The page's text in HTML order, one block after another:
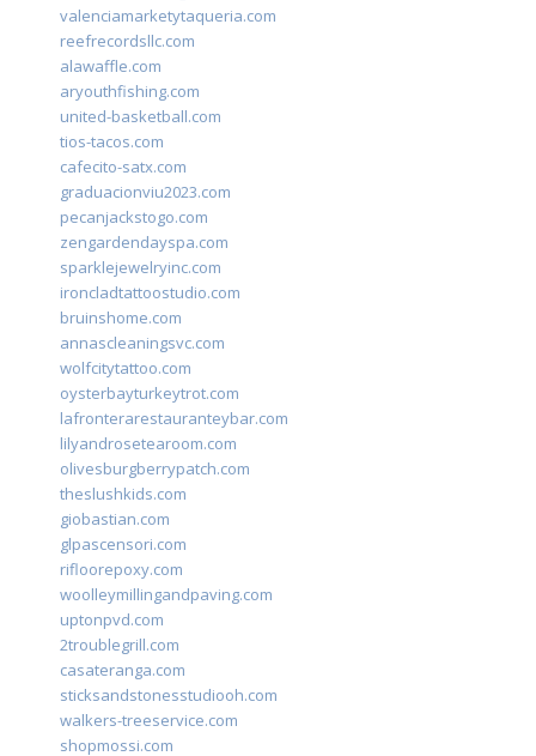
valenciamarketytaqueria.com
reefrecordsllc.com
alawaffle.com
aryouthfishing.com
united-basketball.com
tios-tacos.com
cafecito-satx.com
graduacionviu2023.com
pecanjackstogo.com
zengardendayspa.com
sparklejewelryinc.com
ironcladtattoostudio.com
bruinshome.com
annascleaningsvc.com
wolfcitytattoo.com
oysterbayturkeytrot.com
lafronterarestauranteybar.com
lilyandrosetearoom.com
olivesburgberrypatch.com
theslushkids.com
giobastian.com
glpascensori.com
rifloorepoxy.com
woolleymillingandpaving.com
uptonpvd.com
2troublegrill.com
casateranga.com
sticksandstonesstudiooh.com
walkers-treeservice.com
shopmossi.com